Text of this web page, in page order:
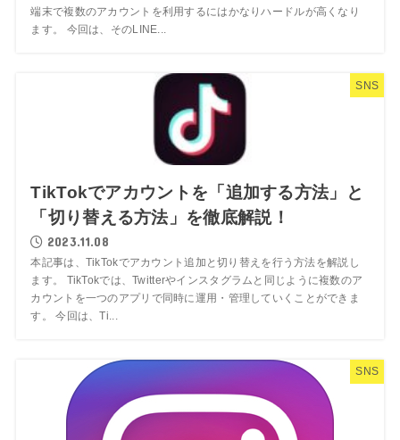
端末で複数のアカウントを利用するにはかなりハードルが高くなり
ます。 今回は、そのLINE...
SNS
TikTokでアカウントを「追加する方法」と
「切り替える方法」を徹底解説！
2023.11.08
本記事は、TikTokでアカウント追加と切り替えを行う方法を解説し
ます。 TikTokでは、Twitterやインスタグラムと同じように複数のア
カウントを一つのアプリで同時に運用・管理していくことができま
す。 今回は、Ti...
SNS